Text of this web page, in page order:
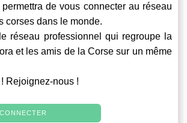
de vous connecter au réseau
corses dans le monde.
réseau professionnel qui regroupe la
et les amis de la Corse sur un même
Rejoignez-nous !